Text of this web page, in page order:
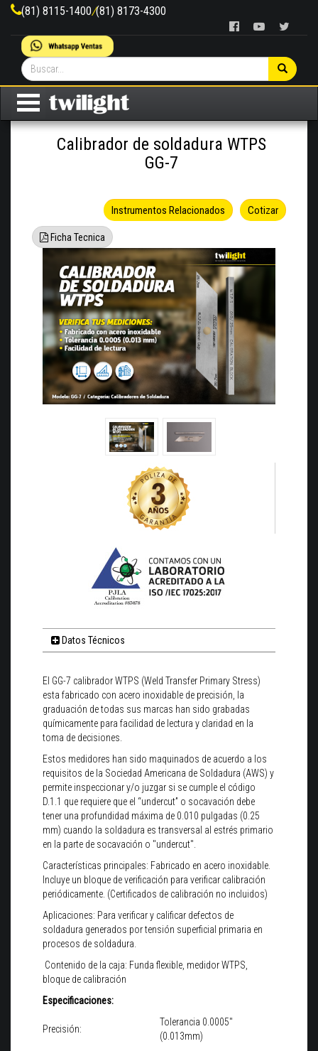
(81) 8115-1400/(81) 8173-4300
Calibrador de soldadura WTPS
GG-7
Cotizar
Instrumentos Relacionados
Ficha Tecnica
Datos Técnicos
El GG-7 calibrador WTPS (Weld Transfer Primary Stress)
esta fabricado con acero inoxidable de precisión, la
graduación de todas sus marcas han sido grabadas
químicamente para facilidad de lectura y claridad en la
toma de decisiones.
Estos medidores han sido maquinados de acuerdo a los
requisitos de la Sociedad Americana de Soldadura (AWS) y
permite inspeccionar y/o juzgar si se cumple el código
D.1.1 que requiere que el “undercut” o socavación debe
tener una profundidad máxima de 0.010 pulgadas (0.25
mm) cuando la soldadura es transversal al estrés primario
en la parte de socavación o "undercut".
Características principales: Fabricado en acero inoxidable.
Incluye un bloque de verificación para verificar calibración
periódicamente. (Certificados de calibración no incluidos)
Aplicaciones: Para verificar y calificar defectos de
soldadura generados por tensión superficial primaria en
procesos de soldadura.
Contenido de la caja: Funda flexible, medidor WTPS,
bloque de calibración
Especificaciones:
Precisión:
Tolerancia 0.0005"
(0.013mm)